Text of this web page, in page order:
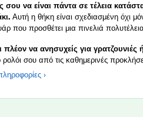
σου να είναι πάντα σε τέλεια
Αυτή η θήκη είναι σχεδιασμένη όχι
που προσθέτει μια πινελιά
πλέον να ανησυχείς για γρατζουνιές
ρολόι σου από τις καθημερινές
›